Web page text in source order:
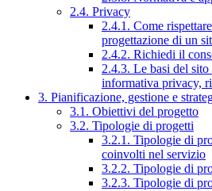
2.4. Privacy
2.4.1. Come
progettazione di un
2.4.2. Richiedi il
2.4.3. Le basi del
informativa privacy,
3. Pianificazione, gestione e
3.1. Obiettivi del progetto
3.2. Tipologie di progetti
3.2.1. Tipologie di
coinvolti nel servizio
3.2.2. Tipologie di
3.2.3. Tipologie di